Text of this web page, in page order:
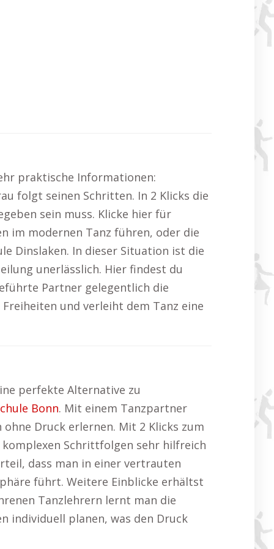
praktische Informationen:
folgt seinen Schritten. In 2 Klicks die
sein muss. Klicke hier für
im modernen Tanz führen, oder die
Dinslaken. In dieser Situation ist die
unerlässlich. Hier findest du
Partner gelegentlich die
und verleiht dem Tanz eine
perfekte Alternative zu
Bonn. Mit einem Tanzpartner
Druck erlernen. Mit 2 Klicks zum
Schrittfolgen sehr hilfreich
dass man in einer vertrauten
führt. Weitere Einblicke erhältst
Tanzlehrern lernt man die
individuell planen, was den Druck